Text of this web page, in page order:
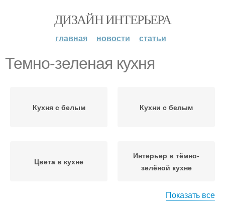
ДИЗАЙН ИНТЕРЬЕРА
главная новости статьи
Темно-зеленая кухня
Кухня с белым Кухни с белым
Цвета в кухне
Интерьер в тёмно-
зелёной кухне
Показать все